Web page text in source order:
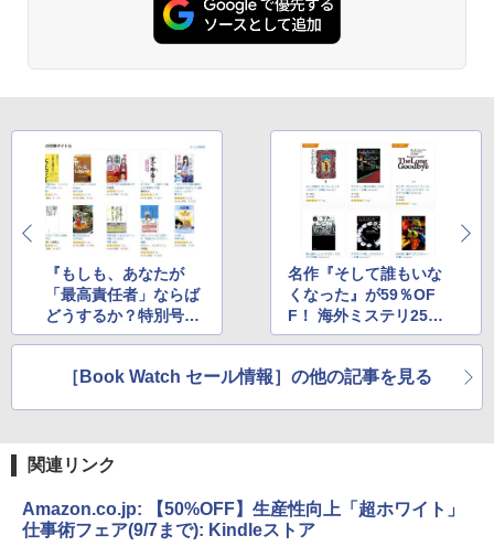
『もしも、あなたが
「最高責任者」ならば
どうするか？特別号』
が約90％OFF ～9月の
名作『そして誰もいな
くなった』が59％OF
F！ 海外ミステリ250
タイトル以上が対象の
［Book Watch セール情報］の他の記事を見る
関連リンク
Amazon.co.jp: 【50%OFF】生産性向上「超ホワイト」
仕事術フェア(9/7まで): Kindleストア